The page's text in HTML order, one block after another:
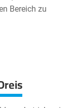
Bereich zu